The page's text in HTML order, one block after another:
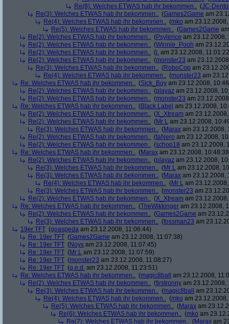
Re(8): Welches ETWAS hab ihr bekommen.. (JC-
Re(3): Welches ETWAS hab ihr bekommen.. (Games2Game am
Re(4): Welches ETWAS hab ihr bekommen.. (mko am
Re(5): Welches ETWAS hab ihr bekommen.. (Games2Game
Re(2): Welches ETWAS hab ihr bekommen.. (Psylence am 23.12.2008,
Re(2): Welches ETWAS hab ihr bekommen.. (Winnie_Pooh am
Re(2): Welches ETWAS hab ihr bekommen.. (j. am 23.12.2008,
Re(2): Welches ETWAS hab ihr bekommen.. (monster23 am
Re(3): Welches ETWAS hab ihr bekommen.. (RoboCop am
Re(4): Welches ETWAS hab ihr bekommen.. (monster23 am
Re: Welches ETWAS hab ihr bekommen.. (Sick_Boy am 23.12.2008,
Re(2): Welches ETWAS hab ihr bekommen.. (playaz am 23.12.2008,
Re(2): Welches ETWAS hab ihr bekommen.. (monster23 am
Re: Welches ETWAS hab ihr bekommen.. (Black Label am 23.12.2008,
Re(2): Welches ETWAS hab ihr bekommen.. (X_Xtream am
Re(2): Welches ETWAS hab ihr bekommen.. (Mr L am 23.12.2008,
Re(3): Welches ETWAS hab ihr bekommen.. (Marax am 23.12.2008,
Re(2): Welches ETWAS hab ihr bekommen.. (taNero am 23.12.2008,
Re(2): Welches ETWAS hab ihr bekommen.. (schop18 am 23.12.2008,
Re: Welches ETWAS hab ihr bekommen.. (Marax am 23.12.2008,
Re(2): Welches ETWAS hab ihr bekommen.. (playaz am 23.12.2008,
Re(3): Welches ETWAS hab ihr bekommen.. (Mr L am 23.12.2008,
Re(3): Welches ETWAS hab ihr bekommen.. (Marax am 23.12.2008,
Re(4): Welches ETWAS hab ihr bekommen.. (Mr L am
Re(3): Welches ETWAS hab ihr bekommen.. (monster23 am
Re(2): Welches ETWAS hab ihr bekommen.. (X_Xtream am
Re: Welches ETWAS hab ihr bekommen.. (TheWikkinger am 23.12.2008,
Re(2): Welches ETWAS hab ihr bekommen.. (Games2Game am
Re(3): Welches ETWAS hab ihr bekommen.. (fossman23 am
19er TFT (goaspeda am 23.12.2008, 11:06:44)
Re: 19er TFT (Games2Game am 23.12.2008, 11:07:38)
Re: 19er TFT (Noyx am 23.12.2008, 11:07:45)
Re: 19er TFT (Mr L am 23.12.2008, 11:07:59)
Re: 19er TFT (monster23 am 23.12.2008, 11:08:27)
Re: 19er TFT (q.e.d. am 23.12.2008, 11:23:51)
Re: Welches ETWAS hab ihr bekommen.. (magic8ball
am 23.12.2008,
Re(2): Welches ETWAS hab ihr bekommen.. (firstronny am 23.12.2008,
Re(3): Welches ETWAS hab ihr bekommen.. (magic8ball
am
Re(4): Welches ETWAS hab ihr bekommen.. (mko am
Re(5): Welches ETWAS hab ihr bekommen.. (Marax am
Re(6): Welches ETWAS hab ihr bekommen.. (mko am
Re(7): Welches ETWAS hab ihr bekommen.. (Marax am